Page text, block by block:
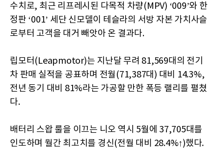
수치로, 최근 리프레시된 다목적 차량(MPV) ‘009’와 한
정판 ‘001’ 세단 신모델이 테슬라의 서방 자본 가치사슬
로부터 고객을 대거 빼앗아 온 결과다.
립모터(Leapmotor)는 지난달 무려 81,569대의 전기
차 판매 실적을 공표하며 전월(71,387대) 대비 14.3%,
전년 동기 대비 81%라는 가공할 만한 폭등 랠리를 펼쳤
다.
배터리 스왑 룰을 이끄는 니오 역시 5월에 37,705대를
인도하며 월간 최고치를 경신(전월 대비 28.4%↑)했다.